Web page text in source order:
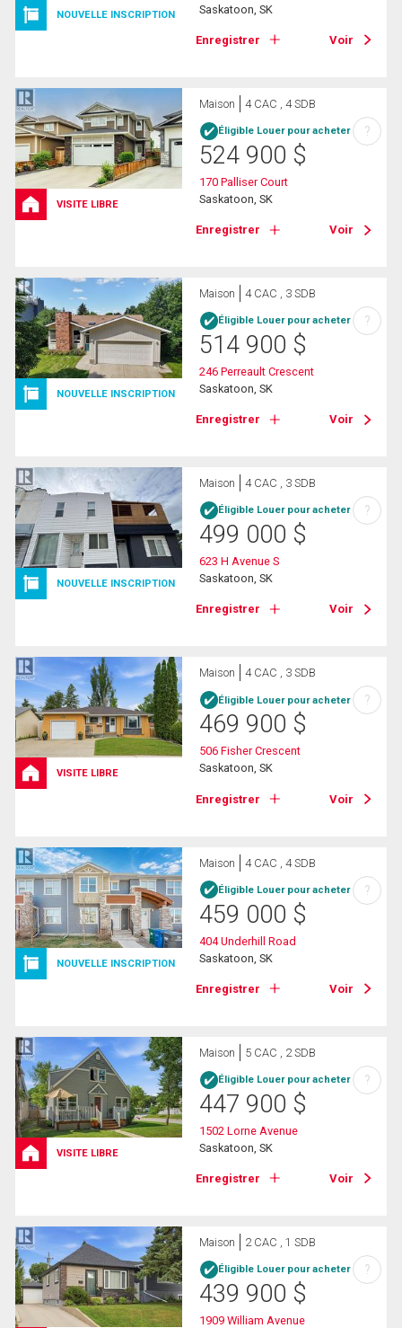
NOUVELLE INSCRIPTION
Saskatoon, SK
Enregistrer Voir
VISITE LIBRE
Maison 4 CAC , 4 SDB
Éligible Louer pour acheter
524 900 $
170 Palliser Court
Saskatoon, SK
Enregistrer Voir
?
NOUVELLE INSCRIPTION
Maison 4 CAC , 3 SDB
Éligible Louer pour acheter
514 900 $
246 Perreault Crescent
Saskatoon, SK
Enregistrer Voir
?
NOUVELLE INSCRIPTION
Maison 4 CAC , 3 SDB
Éligible Louer pour acheter
499 000 $
623 H Avenue S
Saskatoon, SK
Enregistrer Voir
?
VISITE LIBRE
Maison 4 CAC , 3 SDB
Éligible Louer pour acheter
469 900 $
506 Fisher Crescent
Saskatoon, SK
Enregistrer Voir
?
NOUVELLE INSCRIPTION
Maison 4 CAC , 4 SDB
Éligible Louer pour acheter
459 000 $
404 Underhill Road
Saskatoon, SK
Enregistrer Voir
?
VISITE LIBRE
Maison 5 CAC , 2 SDB
Éligible Louer pour acheter
447 900 $
1502 Lorne Avenue
Saskatoon, SK
Enregistrer Voir
?
Maison 2 CAC , 1 SDB
Éligible Louer pour acheter
439 900 $
1909 William Avenue
?